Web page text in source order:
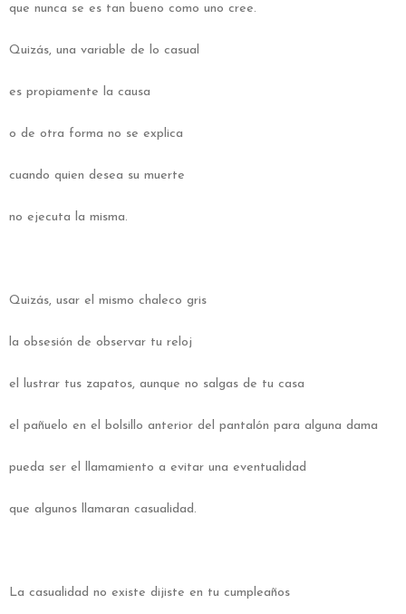
que nunca se es tan bueno como uno cree.
Quizás, una variable de lo casual
es propiamente la causa
o de otra forma no se explica
cuando quien desea su muerte
no ejecuta la misma.
Quizás, usar el mismo chaleco gris
la obsesión de observar tu reloj
el lustrar tus zapatos, aunque no salgas de tu casa
el pañuelo en el bolsillo anterior del pantalón para alguna dama
pueda ser el llamamiento a evitar una eventualidad
que algunos llamaran casualidad.
La casualidad no existe dijiste en tu cumpleaños